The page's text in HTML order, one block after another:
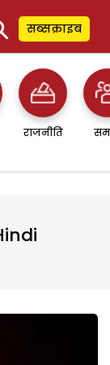
सब्सक्राइब
राजनीति